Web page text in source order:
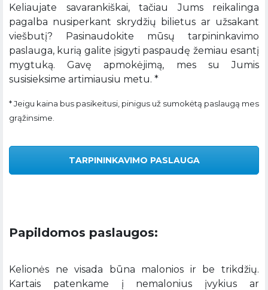
Keliaujate savarankiškai, tačiau Jums reikalinga
pagalba nusiperkant skrydžių bilietus ar užsakant
viešbutį? Pasinaudokite mūsų tarpininkavimo
paslauga, kurią galite įsigyti paspaudę žemiau esantį
mygtuką. Gavę apmokėjimą, mes su Jumis
susisieksime artimiausiu metu. *
* Jeigu kaina bus pasikeitusi, pinigus už sumokėtą paslaugą mes
grąžinsime.
TARPININKAVIMO PASLAUGA
Papildomos paslaugos:
Kelionės ne visada būna malonios ir be trikdžių.
Kartais patenkame į nemalonius įvykius ar